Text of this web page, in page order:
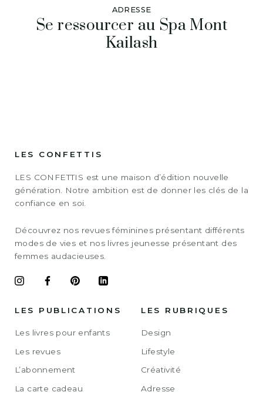
ADRESSE
Se ressourcer au Spa Mont
Kailash
LES CONFETTIS
LES CONFETTIS est une maison d’édition nouvelle
génération. Notre ambition est de donner les clés de la
confiance en soi.
Découvrez nos revues féminines présentant différents
modes de vies et nos livres jeunesse présentant des
femmes audacieuses.
LES PUBLICATIONS
Les livres pour enfants
Les revues
L’abonnement
La carte cadeau
LES RUBRIQUES
Design
Lifestyle
Créativité
Adresse